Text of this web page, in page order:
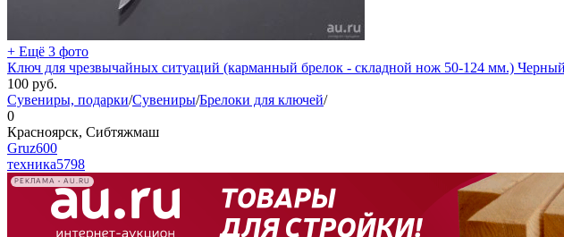
+ Ещё 3 фото
Ключ для чрезвычайных ситуаций (карманный брелок - складной нож 50-124 мм.)
100 руб.
Сувениры, подарки/Сувениры/Брелоки для ключей/
0
Красноярск, Сибтяжмаш
Gruz600
техника5798
РЕКЛАМА • AU.RU